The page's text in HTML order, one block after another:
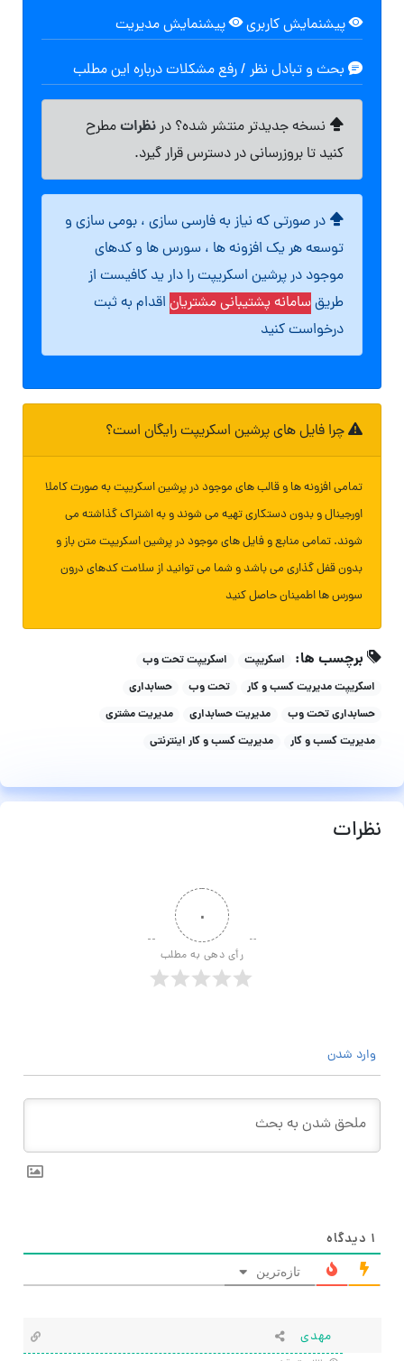
پیشنمایش کاربری پیشنمایش مدیریت
بحث و تبادل نظر / رفع مشکلات درباره این مطلب
نسخه جدیدتر منتشر شده؟ درنظراتمطرح
کنید تا بروزرسانی در دسترس قرار گیرد.
در صورتی که نیاز به فارسی سازی ، بومی سازی و
توسعه هر یک افزونه ها ، سورس ها و کدهای
موجود در پرشین اسکریپت را دار ید کافیست از
طریقسامانه پشتیبانی مشتریان اقدام به ثبت
درخواست کنید
چرا فایل های پرشین اسکریپت رایگان است؟
تمامی افزونه ها و قالب های موجود در پرشین اسکریپت به صورت کاملا
اورجینال و بدون دستکاری تهیه می شوند و به اشتراک گذاشته می
شوند. تمامی منابع و فایل های موجود در پرشین اسکریپت متن باز و
بدون قفل گذاری می باشد و شما می توانید از سلامت کدهای درون
سورس ها اطمینان حاصل کنید
برچسب ها: اسکریپت
اسکریپت تحت وب
اسکریپت مدیریت کسب و کار
تحت وب
حسابداری
حسابداری تحت وب
مدیریت حسابداری
مدیریت مشتری
مدیریت کسب و کار
مدیریت کسب و کار اینترنتی
نظرات
۰
رأی دهی به مطلب
وارد شدن
۱ دیدگاه
تازه‌ترین
مهدی